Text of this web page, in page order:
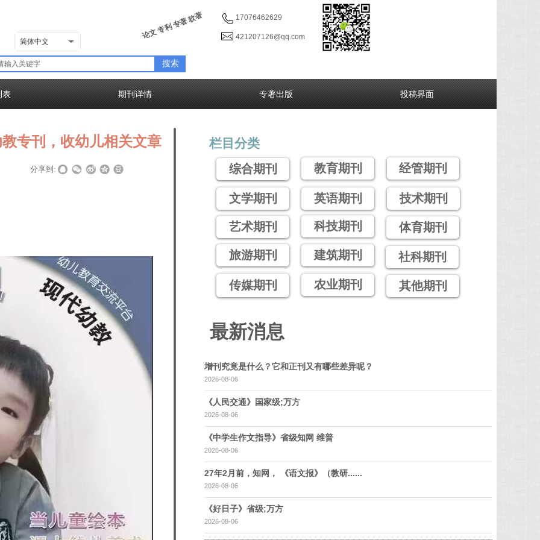
17076462629
421207126@qq.com
简体中文
论文 专利 专著 软著
搜索
表 期刊详情 专著出版 投稿界面
文学期刊
栏目分类
综合期刊
艺术期刊
旅游期刊
传媒期刊
教育期刊
英语期刊
科技期刊
建筑期刊
农业期刊
经管期刊
技术期刊
体育期刊
社科期刊
其他期刊
专刊，收幼儿相关文章
分享到:
最新消息
增刊究竟是什么？它和正刊又有哪些差异呢？
2026-08-06
《人民交通》国家级;万方
2026-08-06
《中学生作文指导》省级知网 维普
2026-08-06
27年2月前，知网， 《语文报》（教研......
2026-08-06
《好日子》省级;万方
2026-08-06